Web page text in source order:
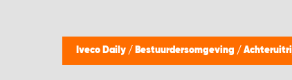
Iveco Daily / Bestuurdersomgeving /